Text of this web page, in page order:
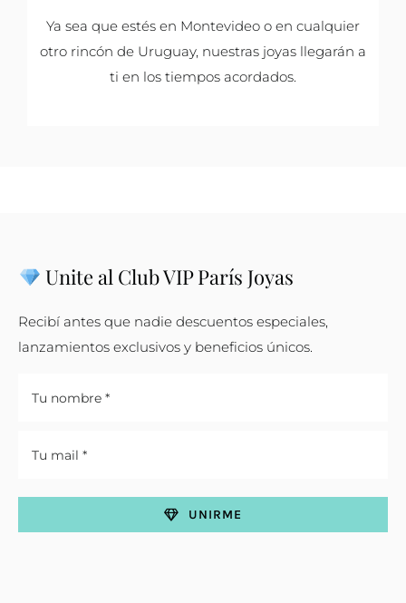
Ya sea que estés en Montevideo o en cualquier
otro rincón de Uruguay, nuestras joyas llegarán a
ti en los tiempos acordados.
Unite al Club VIP París Joyas
Recibí antes que nadie descuentos especiales,
lanzamientos exclusivos y beneficios únicos.
UNIRME